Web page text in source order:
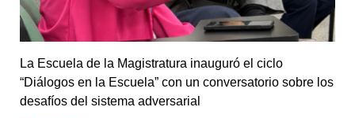
La Escuela de la Magistratura inauguró el ciclo
“Diálogos en la Escuela” con un conversatorio sobre los
desafíos del sistema adversarial